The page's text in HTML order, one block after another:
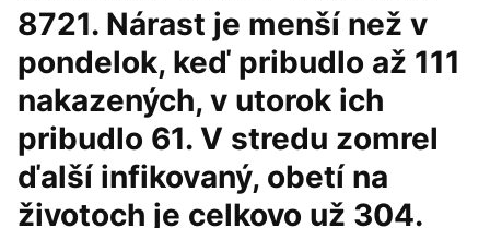
8721. Nárast je menší než v
pondelok, keď pribudlo až 111
nakazených, v utorok ich
pribudlo 61. V stredu zomrel
ďalší infikovaný, obetí na
životoch je celkovo už 304.